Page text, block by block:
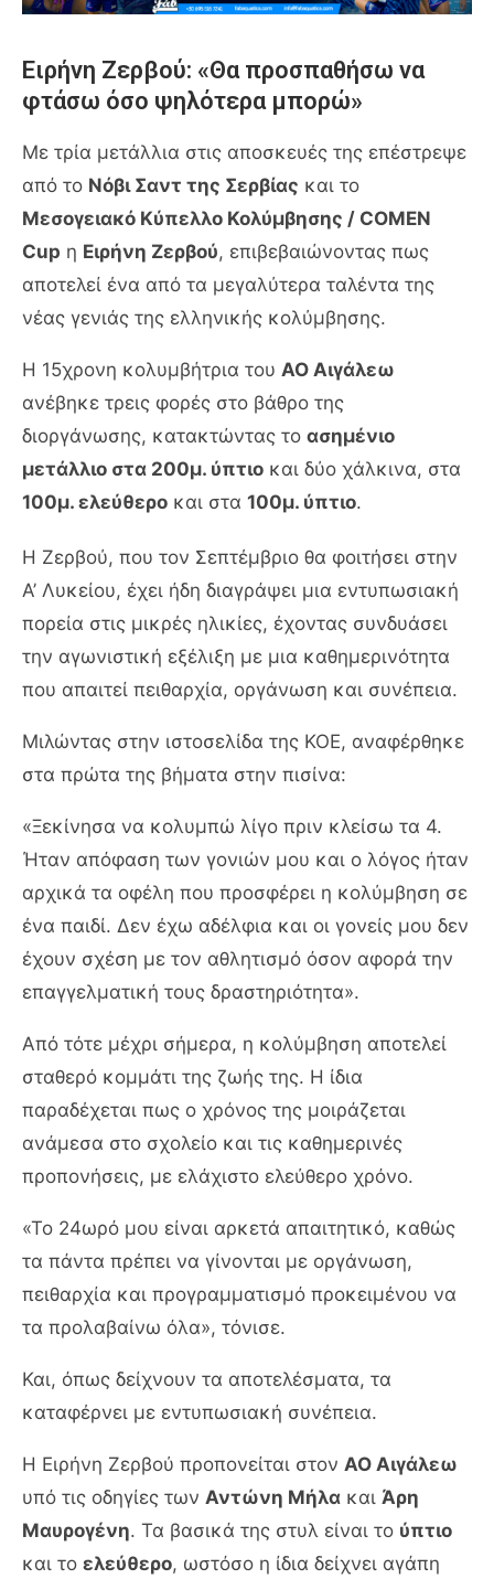
Ειρήνη Ζερβού: «Θα προσπαθήσω να
φτάσω όσο ψηλότερα μπορώ»
Με τρία μετάλλια στις αποσκευές της επέστρεψε
από το Νόβι Σαντ της Σερβίας και το
Μεσογειακό Κύπελλο Κολύμβησης / COMEN
Cup η Ειρήνη Ζερβού, επιβεβαιώνοντας πως
αποτελεί ένα από τα μεγαλύτερα ταλέντα της
νέας γενιάς της ελληνικής κολύμβησης.
Η 15χρονη κολυμβήτρια του ΑΟ Αιγάλεω
ανέβηκε τρεις φορές στο βάθρο της
διοργάνωσης, κατακτώντας το ασημένιο
μετάλλιο στα 200μ. ύπτιο και δύο χάλκινα, στα
100μ. ελεύθερο και στα 100μ. ύπτιο.
Η Ζερβού, που τον Σεπτέμβριο θα φοιτήσει στην
Α’ Λυκείου, έχει ήδη διαγράψει μια εντυπωσιακή
πορεία στις μικρές ηλικίες, έχοντας συνδυάσει
την αγωνιστική εξέλιξη με μια καθημερινότητα
που απαιτεί πειθαρχία, οργάνωση και συνέπεια.
Μιλώντας στην ιστοσελίδα της ΚΟΕ, αναφέρθηκε
στα πρώτα της βήματα στην πισίνα:
«Ξεκίνησα να κολυμπώ λίγο πριν κλείσω τα 4.
Ήταν απόφαση των γονιών μου και ο λόγος ήταν
αρχικά τα οφέλη που προσφέρει η κολύμβηση σε
ένα παιδί. Δεν έχω αδέλφια και οι γονείς μου δεν
έχουν σχέση με τον αθλητισμό όσον αφορά την
επαγγελματική τους δραστηριότητα».
Από τότε μέχρι σήμερα, η κολύμβηση αποτελεί
σταθερό κομμάτι της ζωής της. Η ίδια
παραδέχεται πως ο χρόνος της μοιράζεται
ανάμεσα στο σχολείο και τις καθημερινές
προπονήσεις, με ελάχιστο ελεύθερο χρόνο.
«Το 24ωρό μου είναι αρκετά απαιτητικό, καθώς
τα πάντα πρέπει να γίνονται με οργάνωση,
πειθαρχία και προγραμματισμό προκειμένου να
τα προλαβαίνω όλα», τόνισε.
Και, όπως δείχνουν τα αποτελέσματα, τα
καταφέρνει με εντυπωσιακή συνέπεια.
Η Ειρήνη Ζερβού προπονείται στον ΑΟ Αιγάλεω
υπό τις οδηγίες των Αντώνη Μήλα και Άρη
Μαυρογένη. Τα βασικά της στυλ είναι το ύπτιο
και το ελεύθερο, ωστόσο η ίδια δείχνει αγάπη